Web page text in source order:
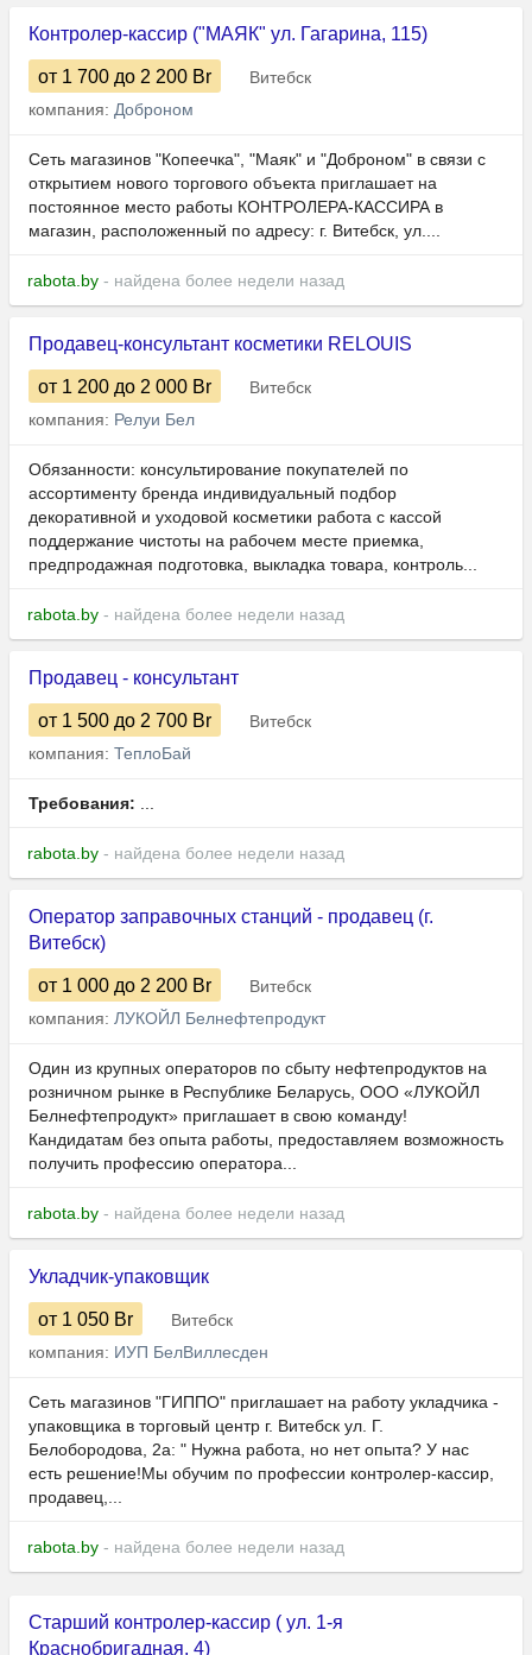
Контролер-кассир ("МАЯК" ул. Гагарина, 115)
от 1 700 до 2 200 Br
Витебск
компания: Доброном
Сеть магазинов "Копеечка", "Маяк" и "Доброном" в связи с
открытием нового торгового объекта приглашает на
постоянное место работы КОНТРОЛЕРА-КАССИРА в
магазин, расположенный по адресу: г. Витебск, ул....
rabota.by - найдена более недели назад
Продавец-консультант косметики RELOUIS
от 1 200 до 2 000 Br
Витебск
компания: Релуи Бел
Обязанности: консультирование покупателей по
ассортименту бренда индивидуальный подбор
декоративной и уходовой косметики работа с кассой
поддержание чистоты на рабочем месте приемка,
предпродажная подготовка, выкладка товара, контроль...
rabota.by - найдена более недели назад
Продавец - консультант
от 1 500 до 2 700 Br
Витебск
компания: ТеплоБай
Требования: ...
rabota.by - найдена более недели назад
Оператор заправочных станций - продавец (г.
Витебск)
от 1 000 до 2 200 Br
Витебск
компания: ЛУКОЙЛ Белнефтепродукт
Один из крупных операторов по сбыту нефтепродуктов на
розничном рынке в Республике Беларусь, ООО «ЛУКОЙЛ
Белнефтепродукт» приглашает в свою команду!
Кандидатам без опыта работы, предоставляем возможность
получить профессию оператора...
rabota.by - найдена более недели назад
Укладчик-упаковщик
от 1 050 Br
Витебск
компания: ИУП БелВиллесден
Сеть магазинов "ГИППО" приглашает на работу укладчика -
упаковщика в торговый центр г. Витебск ул. Г.
Белобородова, 2а: " Нужна работа, но нет опыта? У нас
есть решение!Мы обучим по профессии контролер-кассир,
продавец,...
rabota.by - найдена более недели назад
Старший контролер-кассир ( ул. 1-я
Краснобригадная, 4)